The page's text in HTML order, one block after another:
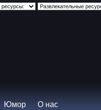
Юмор О нас